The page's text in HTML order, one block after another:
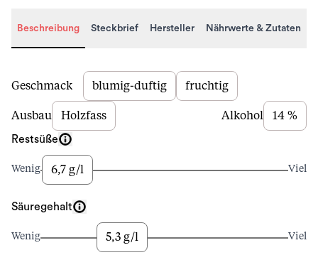
Beschreibung Steckbrief Hersteller Nährwerte & Zutaten
Beschreibung
Geschmack blumig-duftig fruchtig
Ausbau Holzfass Alkohol 14 %
Restsüße
Wenig 6,7 g/l Viel
Säuregehalt
Wenig 5,3 g/l Viel